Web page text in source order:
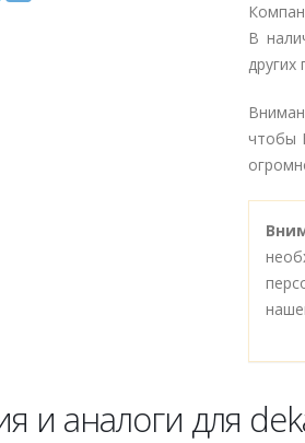
В
других
чтобы
и аналоги для